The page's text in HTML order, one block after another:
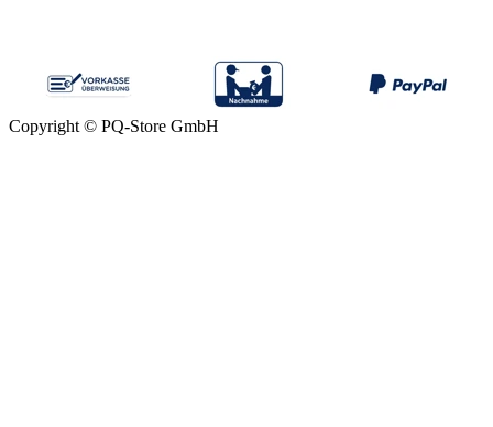
Copyright © PQ-Store GmbH